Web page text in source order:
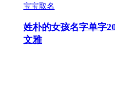
宝宝取名
姓朴的女孩名字单字
文雅